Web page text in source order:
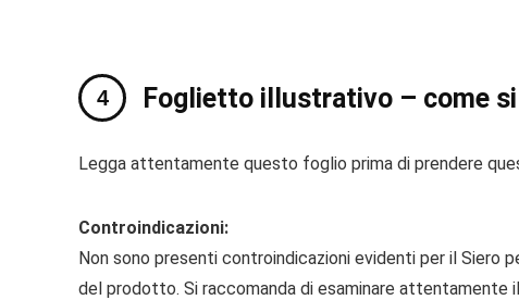
Foglietto illustrativo – come
Legga attentamente questo foglio prima di prendere
Controindicazioni:
Non sono presenti controindicazioni evidenti per il Siero
del prodotto. Si raccomanda di esaminare attentamente